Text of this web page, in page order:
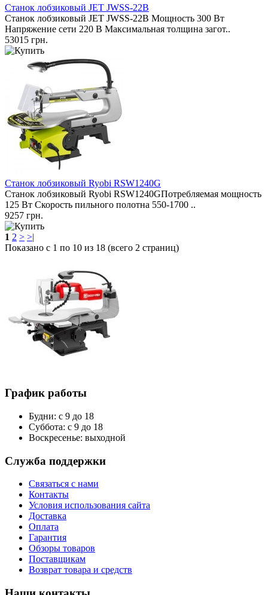
Станок лобзиковый JET JWSS-22B
Станок лобзиковый JET JWSS-22B Мощность 300 Вт
Напряжение сети 220 В Максимальная толщина загот..
53015 грн.
Станок лобзиковый Ryobi RSW1240G
Станок лобзиковый Ryobi RSW1240G ​Потребляемая мощность
125 Вт Скорость пильного полотна 550-1700 ..
9257 грн.
1 2 > >|
Показано с 1 по 10 из 18 (всего 2 страниц)
График работы
Будни: с 9 до 18
Суббота: с 9 до 18
Воскресенье: выходной
Служба поддержки
Связаться с нами
Контакты
Условия использования сайта
Доставка
Оплата
Гарантия
Обзоры товаров
Поставщикам
Возврат товара и средств